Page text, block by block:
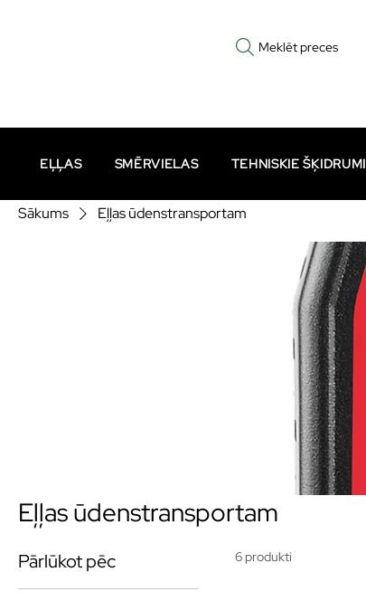
Meklēt preces
EĻĻAS SMĒRVIELAS TEHNISKIE ŠĶIDRUMI
Sākums Eļļas ūdenstransportam
Eļļas ūdenstransportam
Pārlūkot pēc 6 produkti